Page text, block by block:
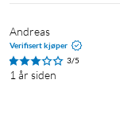
Andreas
Verifisert kjøper
3/5
1 år siden